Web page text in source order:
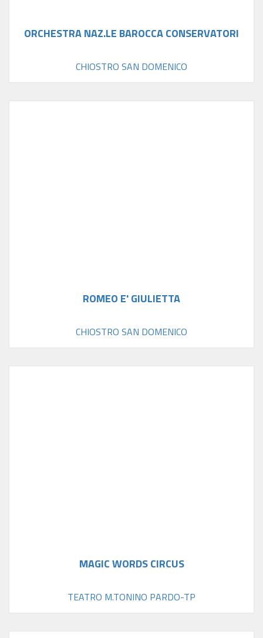
ORCHESTRA NAZ.LE BAROCCA CONSERVATORI
CHIOSTRO SAN DOMENICO
ROMEO E' GIULIETTA
CHIOSTRO SAN DOMENICO
MAGIC WORDS CIRCUS
TEATRO M.TONINO PARDO-TP